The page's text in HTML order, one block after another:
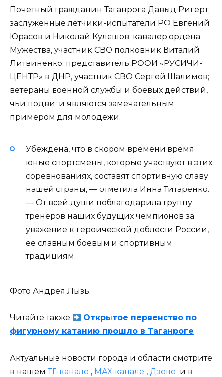
Почетный гражданин Таганрога Давыд Ригерт;
заслуженные летчики-испытатели РФ Евгений
Юрасов и Николай Кулешов; кавалер ордена
Мужества, участник СВО полковник Виталий
Литвиненко; представитель РООИ «РУСИЧИ-
ЦЕНТР» в ДНР, участник СВО Сергей Шалимов;
ветераны военной службы и боевых действий,
чьи подвиги являются замечательным
примером для молодежи.
Убеждена, что в скором времени время
юные спортсмены, которые участвуют в этих
соревнованиях, составят спортивную славу
нашей страны, — отметила Инна Титаренко.
— От всей души поблагодарила группу
тренеров наших будущих чемпионов за
уважение к героической доблести России,
её славным боевым и спортивным
традициям.
Фото Андрея Лызь.
Читайте также
Открытое первенство по
фигурному катанию прошло в Таганроге
Актуальные новости города и области смотрите
в нашем ТГ-канале , МАХ-канале , Дзене и в